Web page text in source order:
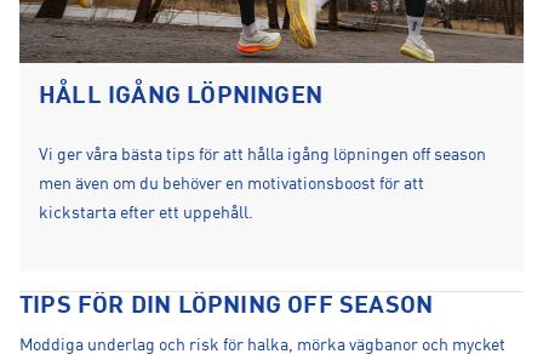
HÅLL IGÅNG LÖPNINGEN
Vi ger våra bästa tips för att hålla igång löpningen off season
men även om du behöver en motivationsboost för att
kickstarta efter ett uppehåll.
TIPS FÖR DIN LÖPNING OFF SEASON
Moddiga underlag och risk för halka, mörka vägbanor och mycket